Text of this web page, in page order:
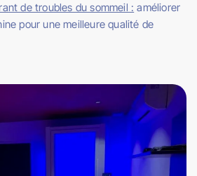
de troubles du sommeil : améliorer
pour une meilleure qualité de